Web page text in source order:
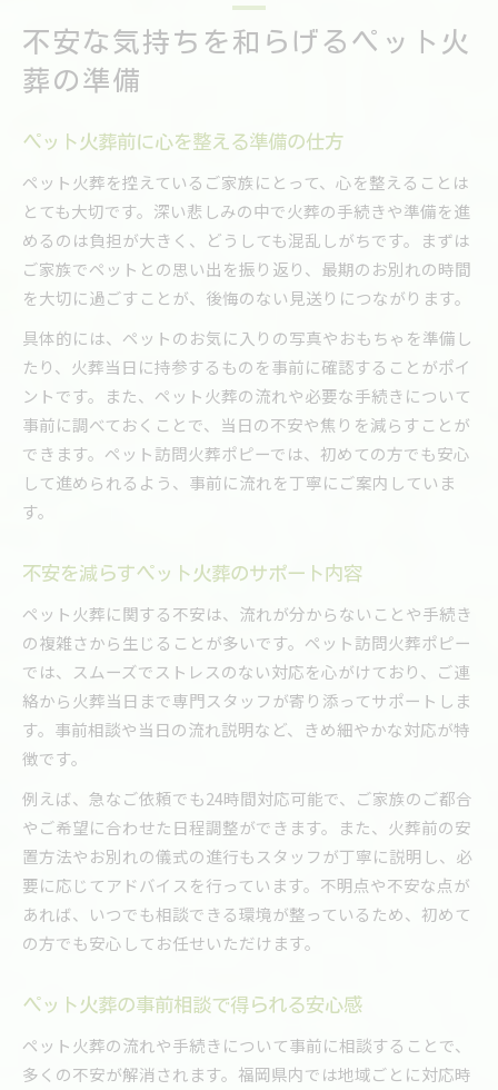
不安な気持ちを和らげるペット火
葬の準備
ペット火葬前に心を整える準備の仕方
ペット火葬を控えているご家族にとって、心を整えることは
とても大切です。深い悲しみの中で火葬の手続きや準備を進
めるのは負担が大きく、どうしても混乱しがちです。まずは
ご家族でペットとの思い出を振り返り、最期のお別れの時間
を大切に過ごすことが、後悔のない見送りにつながります。
具体的には、ペットのお気に入りの写真やおもちゃを準備し
たり、火葬当日に持参するものを事前に確認することがポイ
ントです。また、ペット火葬の流れや必要な手続きについて
事前に調べておくことで、当日の不安や焦りを減らすことが
できます。ペット訪問火葬ポピーでは、初めての方でも安心
して進められるよう、事前に流れを丁寧にご案内していま
す。
不安を減らすペット火葬のサポート内容
ペット火葬に関する不安は、流れが分からないことや手続き
の複雑さから生じることが多いです。ペット訪問火葬ポピー
では、スムーズでストレスのない対応を心がけており、ご連
絡から火葬当日まで専門スタッフが寄り添ってサポートしま
す。事前相談や当日の流れ説明など、きめ細やかな対応が特
徴です。
例えば、急なご依頼でも24時間対応可能で、ご家族のご都合
やご希望に合わせた日程調整ができます。また、火葬前の安
置方法やお別れの儀式の進行もスタッフが丁寧に説明し、必
要に応じてアドバイスを行っています。不明点や不安な点が
あれば、いつでも相談できる環境が整っているため、初めて
の方でも安心してお任せいただけます。
ペット火葬の事前相談で得られる安心感
ペット火葬の流れや手続きについて事前に相談することで、
多くの不安が解消されます。福岡県内では地域ごとに対応時